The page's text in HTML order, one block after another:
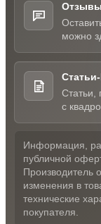
можно
Статьи,
с
Информация,
публичной
Производитель
изменения в
технические
покупателя.